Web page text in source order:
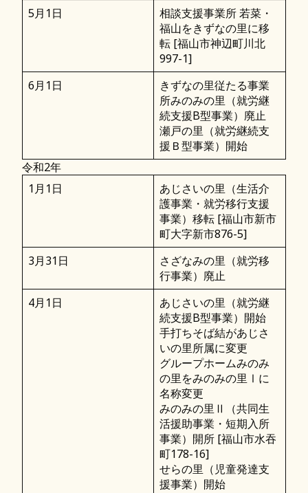
5月1日
相談支援事業所 若菜・
福山をきずなの里に移
転 [福山市神辺町川北
997-1]
6月1日
きずなの里従たる事業
所みのみの里（就労継
続支援B型事業）廃止
瀬戸の里（就労継続支
援Ｂ型事業）開始
令和2年
1月1日
あじさいの里（生活介
護事業・就労移行支援
事業）移転 [福山市新市
町大字新市876-5]
3月31日
さざなみの里（就労移
行事業）廃止
4月1日
あじさいの里（就労継
続支援B型事業）開始
手打ちそば結があじさ
いの里所属に変更
グループホームみのみ
の里をみのみの里Ⅰに
名称変更
みのみの里Ⅱ（共同生
活援助事業・短期入所
事業）開所 [福山市水吞
町178-16]
せらの里（児童発達支
援事業）開始